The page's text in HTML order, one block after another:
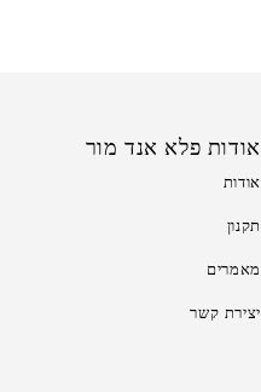
אודות פלא אנד מור
אודות
תקנון
מאמרים
יצירת קשר